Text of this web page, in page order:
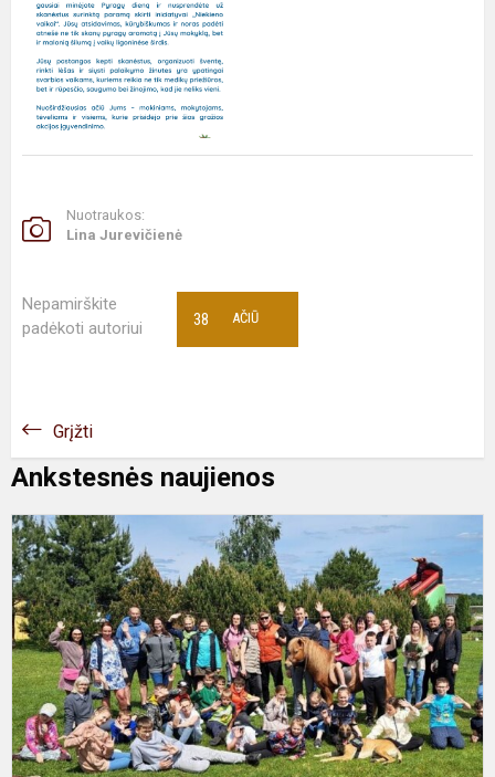
Nuotraukos:
Lina Jurevičienė
Nepamirškite
padėkoti autoriui
AČIŪ
38
Grįžti
Ankstesnės naujienos